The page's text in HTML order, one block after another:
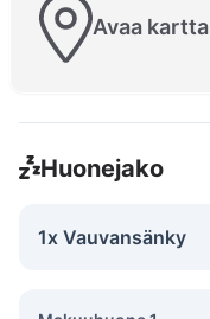
Avaa kartta
Huonejako
1x Vauvansänky